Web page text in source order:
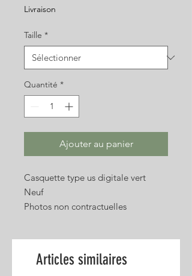
Livraison
Taille *
Quantité *
Ajouter au panier
Casquette type us digitale vert
Neuf
Photos non contractuelles
Articles similaires